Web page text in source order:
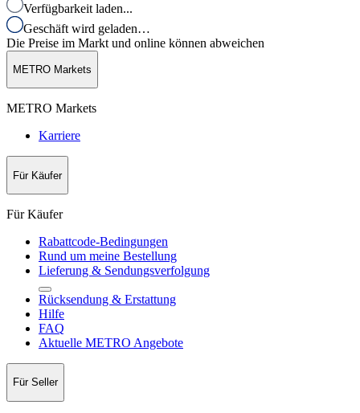
Verfügbarkeit laden...
Geschäft wird geladen…
Die Preise im Markt und online können abweichen
METRO Markets
METRO Markets
Karriere
Für Käufer
Für Käufer
Rabattcode-Bedingungen
Rund um meine Bestellung
Lieferung & Sendungsverfolgung
Rücksendung & Erstattung
Hilfe
FAQ
Aktuelle METRO Angebote
Für Seller